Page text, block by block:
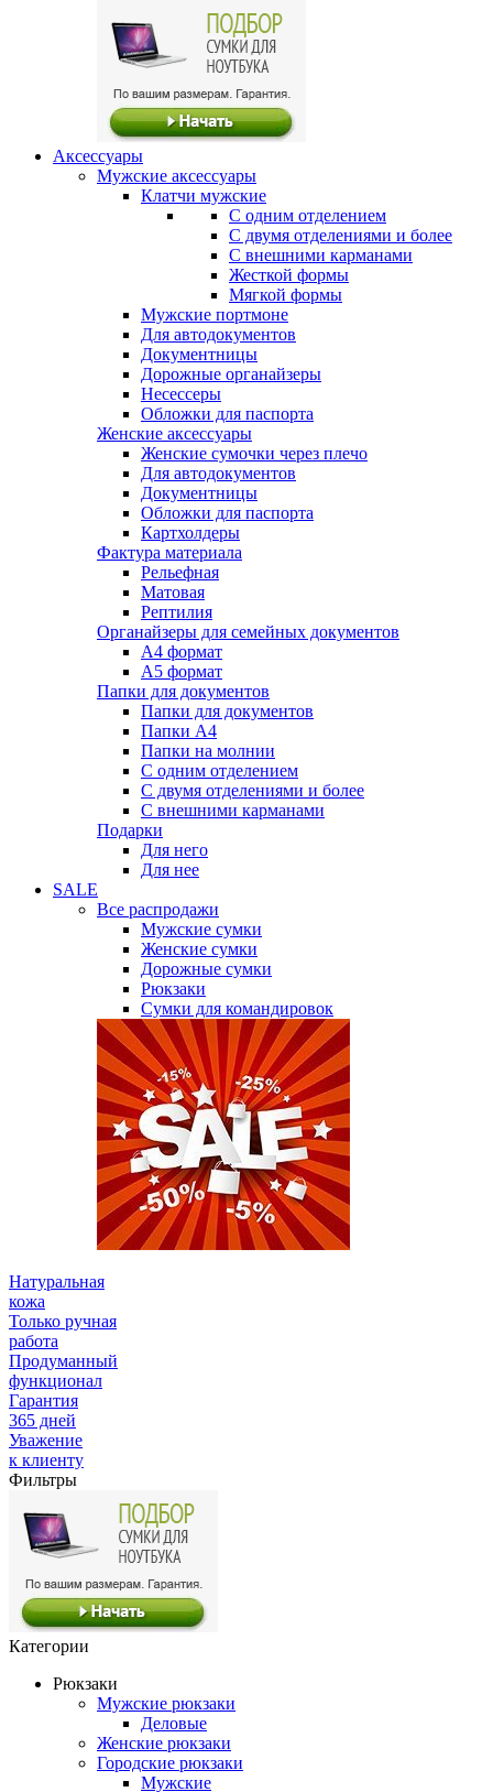
Аксессуары
Мужские аксессуары
Клатчи мужские
С одним отделением
С двумя отделениями и более
С внешними карманами
Жесткой формы
Мягкой формы
Мужские портмоне
Для автодокументов
Документницы
Дорожные органайзеры
Несессеры
Обложки для паспорта
Женские аксессуары
Женские сумочки через плечо
Для автодокументов
Документницы
Обложки для паспорта
Картхолдеры
Фактура материала
Рельефная
Матовая
Рептилия
Органайзеры для семейных документов
А4 формат
А5 формат
Папки для документов
Папки для документов
Папки А4
Папки на молнии
С одним отделением
С двумя отделениями и более
С внешними карманами
Подарки
Для него
Для нее
SALE
Все распродажи
Мужские сумки
Женские сумки
Дорожные сумки
Рюкзаки
Сумки для командировок
Натуральная
кожа
Только ручная
работа
Продуманный
функционал
Гарантия
365 дней
Уважение
к клиенту
Фильтры
Категории
Рюкзаки
Мужские рюкзаки
Деловые
Женские рюкзаки
Городские рюкзаки
Мужские